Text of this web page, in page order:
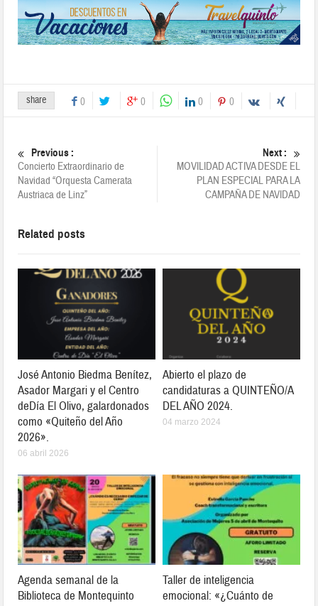
share 0 0 0 0
Previous :
Concierto Extraordinario de
Navidad “Orquesta Camerata
Austriaca de Linz”
Next :
MOVILIDAD ACTIVA DESDE EL
PLAN ESPECIAL PARA LA
CAMPAÑA DE NAVIDAD
Related posts
José Antonio Biedma Benítez,
Asador Margari y el Centro
deDía El Olivo, galardonados
como «Quiteño del Año
2026».
06 abril 2026
Abierto el plazo de
candidaturas a QUINTEÑO/A
DEL AÑO 2024.
04 marzo 2024
Agenda semanal de la
Biblioteca de Montequinto
Taller de inteligencia
emocional: «¿Cuánto de